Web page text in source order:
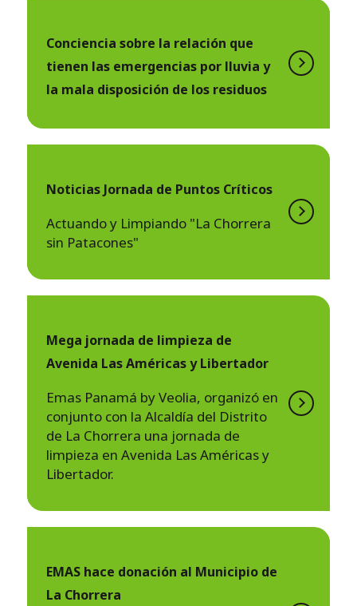
Conciencia sobre la relación que
tienen las emergencias por lluvia y
la mala disposición de los residuos
Noticias Jornada de Puntos Críticos
Actuando y Limpiando "La Chorrera
sin Patacones"
Mega jornada de limpieza de
Avenida Las Américas y Libertador
Emas Panamá by Veolia, organizó en
conjunto con la Alcaldía del Distrito
de La Chorrera una jornada de
limpieza en Avenida Las Américas y
Libertador.
EMAS hace donación al Municipio de
La Chorrera